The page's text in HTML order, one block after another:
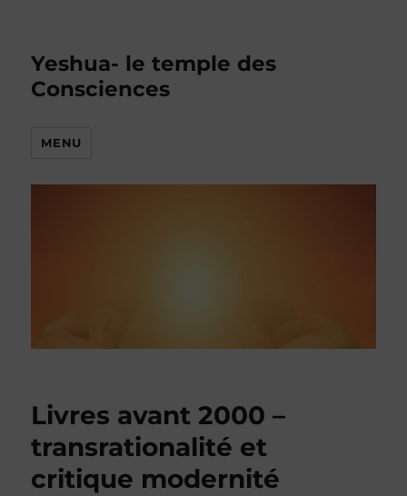
Yeshua- le temple des
Consciences
MENU
Livres avant 2000 –
transrationalité et
critique modernité